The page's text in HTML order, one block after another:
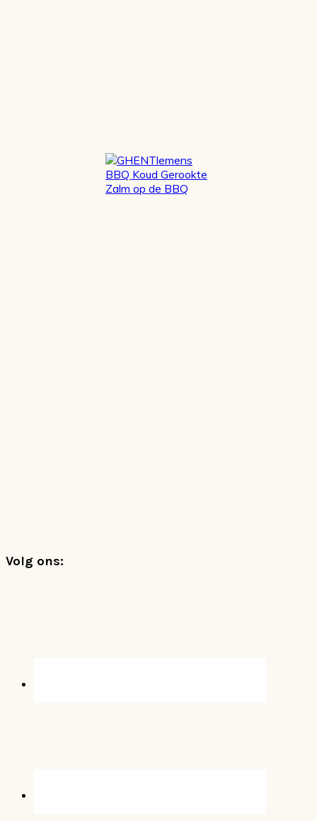
Footer
Volg ons: